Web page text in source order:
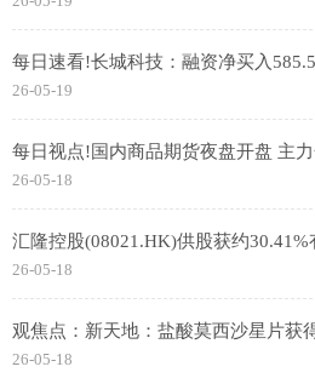
每日速看!长城科技：融资净买入
26-05-19
每日视点!国内商品期货夜盘开盘 主
26-05-18
汇隆控股(08021.HK)供股获约
26-05-18
观焦点：新天地：盐酸莫西沙星片获
26-05-18